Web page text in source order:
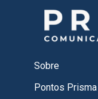
Sobre
Pontos Prisma